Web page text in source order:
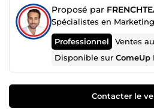
Proposé par
Professionnel Ventes
Disponible surComeUp
Contacter le